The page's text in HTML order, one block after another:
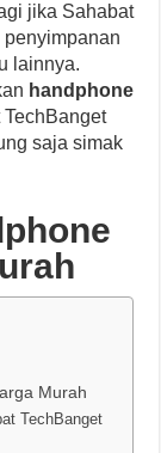
jika Sahabat
lainnya.
handphone
saja simak
Murah
TechBanget